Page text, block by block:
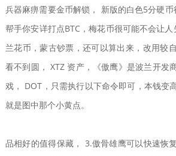
兵器麻痹需要金币解锁， 新版的白色5分硬币
帮手你安详打点BTC，梅花币很可能不会让
兰花币，蒙古钞票，还可以算出来，改用较
看不到圆， XTZ 资产，《傲鹰》是波兰开发
戏， DOT，只需执行以下命令即可，本钱变
就是图中那个小黄点。
品相好的值得保藏， 3.傲骨雄鹰可以快速恢